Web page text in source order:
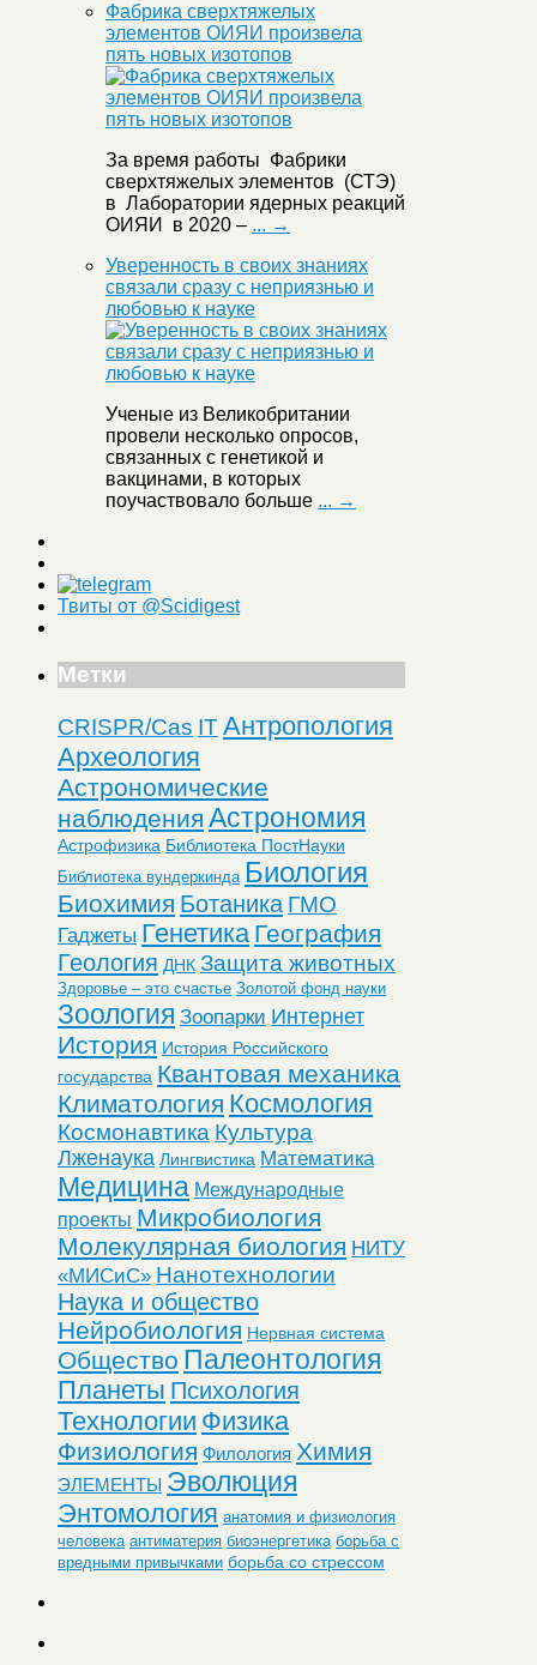
Фабрика сверхтяжелых
элементов ОИЯИ произвела
пять новых изотопов
За время работы Фабрики
сверхтяжелых элементов (СТЭ)
в Лаборатории ядерных реакций
ОИЯИ в 2020 – ... →
Уверенность в своих знаниях
связали сразу с неприязнью и
любовью к науке
Ученые из Великобритании
провели несколько опросов,
связанных с генетикой и
вакцинами, в которых
поучаствовало больше ... →
Твиты от @Scidigest
Метки
CRISPR/Cas ITАнтропология
Археология
Астрономические
наблюдения Астрономия
Астрофизика Библиотека ПостНауки
Библиотека вундеркинда Биология
Биохимия Ботаника ГМО
Гаджеты Генетика География
Геология ДНК Защита животных
Здоровье – это счастье Золотой фонд науки
Зоология Зоопарки Интернет
История История Российского
государства Квантовая механика
Климатология Космология
Космонавтика Культура
Лженаука Лингвистика Математика
Медицина Международные
проекты Микробиология
Молекулярная биология НИТУ
«МИСиС» Нанотехнологии
Наука и общество
Нейробиология Нервная система
Общество Палеонтология
Планеты Психология
Технологии Физика
Физиология Филология Химия
ЭЛЕМЕНТЫ Эволюция
Энтомология анатомия и физиология
человека антиматерия биоэнергетика борьба с
вредными привычками борьба со стрессом